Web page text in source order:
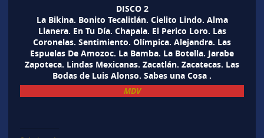
DISCO 2
La Bikina. Bonito Tecalitlán. Cielito Lindo. Alma
Llanera. En Tu Día. Chapala. El Perico Loro. Las
Coronelas. Sentimiento. Olímpica. Alejandra. Las
Espuelas De Amozoc. La Bamba. La Botella. Jarabe
Zapoteca. Lindas Mexicanas. Zacatlán. Zacatecas. Las
Bodas de Luis Alonso. Sabes una Cosa .
MDV